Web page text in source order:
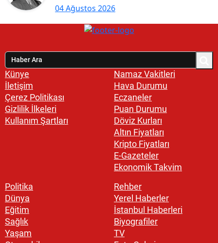
04 Ağustos 2026
Künye
İletişim
Çerez Politikası
Gizlilik İlkeleri
Kullanım Şartları
Namaz Vakitleri
Hava Durumu
Eczaneler
Puan Durumu
Döviz Kurları
Altın Fiyatları
Kripto Fiyatları
E-Gazeteler
Ekonomik Takvim
Politika
Dünya
Eğitim
Sağlık
Yaşam
Rehber
Yerel Haberler
İstanbul Haberleri
Biyografiler
TV